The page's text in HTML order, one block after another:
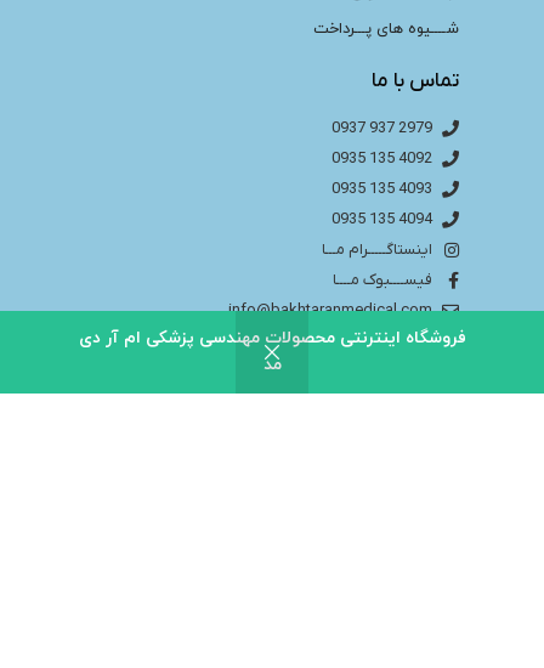
فروشگاه اینترنتی محصولات مهندسی پزشکی ام آر دی
مد
شــــیوه های پـــرداخت
تماس با ما
2979 937 0937
4092 135 0935
4093 135 0935
4094 135 0935
اینستاگـــــرام مـــا
فیســــبوک مــــا
info@bakhtaranmedical.com